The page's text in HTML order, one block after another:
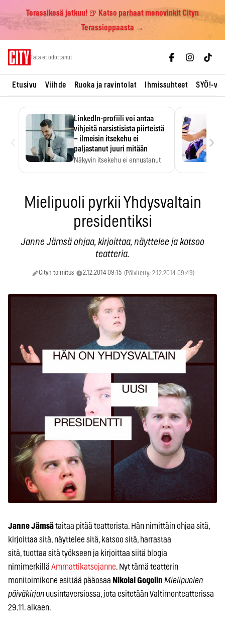
Terassikesä jatkuu! 🍺 Katso parhaat menovinkit Cityn
Terassioppaasta →
Tätä et odottanut
Etusivu Viihde Ruoka ja ravintolat Ihmissuhteet SYÖ!-
LinkedIn-profiili voi antaa
vihjeitä narsistisista piirteistä
– ilmeisin itsekehu ei
paljastanut juuri mitään
Näkyvin itsekehu ei ennustanut
›
Mielipuoli pyrkii Yhdysvaltain
presidentiksi
Janne Jämsä ohjaa, kirjoittaa, näyttelee ja katsoo
teatteria.
Cityn toimitus 2.12.2014 09:15 (Päivitetty: 2.12.2014 09:49)
Janne Jämsätaitaa pitää teatterista. Hän nimittäin ohjaa sitä,
kirjoittaa sitä, näyttelee sitä, katsoo sitä, harrastaa
sitä, tuottaa sitä työkseen ja kirjoittaa siitä blogia
nimimerkillä Ammattikatsojanne. Nyt tämä teatterin
monitoimikone esittää pääosaa Nikolai Gogolin Mielipuolen
päiväkirjan uusintaversiossa, jota esitetään Valtimonteatterissa
29.11. alkaen.